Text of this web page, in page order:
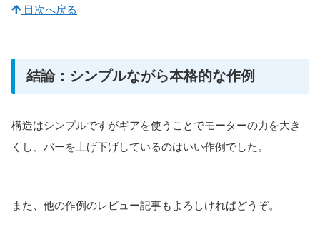
目次へ戻る
結論：シンプルながら本格的な作例
構造はシンプルですがギアを使うことでモーターの力を大き
くし、バーを上げ下げしているのはいい作例でした。
また、他の作例のレビュー記事もよろしければどうぞ。